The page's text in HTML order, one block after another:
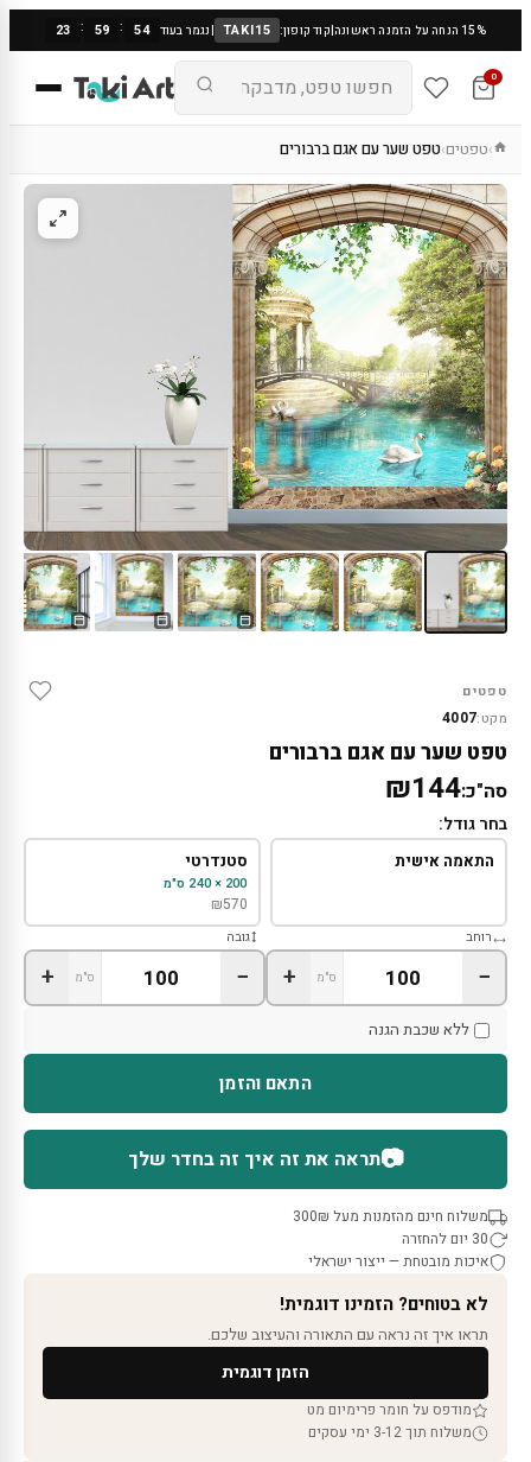
15% הנחה על הזמנה ראשונה |קוד קופון: TAKI15
|נגמר בעוד 23 : 59 : 53
0
›טפטים›טפט שער עם אגם ברבורים
טפטים
מקט:4007
טפט שער עם אגם ברבורים
סה"כ:₪144
בחר גודל:
התאמה אישית סטנדרטי
200 × 240 ס"מ
₪570
רוחב
− ס"מ +
גובה
− ס"מ +
ללא שכבת הגנה
התאם והזמן
📷תראה את זה איך זה בחדר שלך
משלוח חינם מהזמנות מעל 300₪
30 יום להחזרה
איכות מובטחת — ייצור ישראלי
לא בטוחים? הזמינו דוגמית!
תראו איך זה נראה עם התאורה והעיצוב שלכם.
הזמן דוגמית
מודפס על חומר פרימיום מט
משלוח תוך 3-12 ימי עסקים